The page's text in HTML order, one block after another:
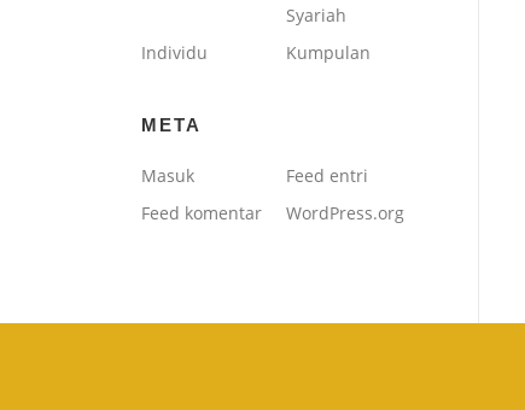
Syariah
Individu
Kumpulan
META
Masuk
Feed entri
Feed komentar
WordPress.org